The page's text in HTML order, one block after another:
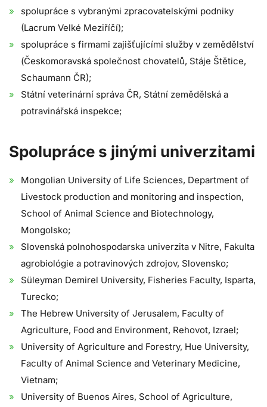
spolupráce s vybranými zpracovatelskými podniky
(Lacrum Velké Meziříčí);
spolupráce s firmami zajišťujícími služby v zemědělství
(Českomoravská společnost chovatelů, Stáje Štětice,
Schaumann ČR);
Státní veterinární správa ČR, Státní zemědělská a
potravinářská inspekce;
Spolupráce s jinými univerzitami
Mongolian University of Life Sciences, Department of
Livestock production and monitoring and inspection,
School of Animal Science and Biotechnology,
Mongolsko;
Slovenská polnohospodarska univerzita v Nitre, Fakulta
agrobiológie a potravinových zdrojov, Slovensko;
Süleyman Demirel University, Fisheries Faculty, Isparta,
Turecko;
The Hebrew University of Jerusalem, Faculty of
Agriculture, Food and Environment, Rehovot, Izrael;
University of Agriculture and Forestry, Hue University,
Faculty of Animal Science and Veterinary Medicine,
Vietnam;
University of Buenos Aires, School of Agriculture,